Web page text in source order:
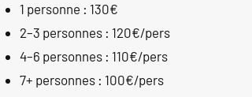
1 personne : 130€
2–3 personnes : 120€/pers
4–6 personnes : 110€/pers
7+ personnes : 100€/pers